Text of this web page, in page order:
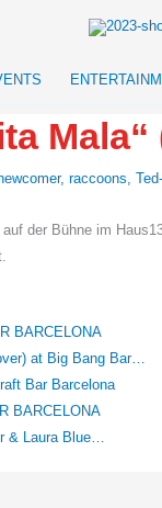
, raccoons,
der Bühne im
BARCELONA
at Big Bang Bar…
Bar Barcelona
BARCELONA
& Laura Blue…